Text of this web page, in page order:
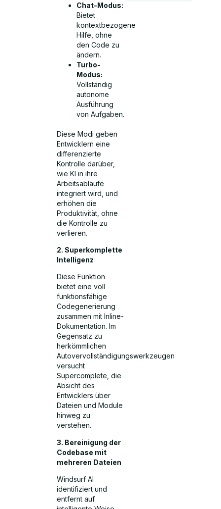
Chat-Modus:
Bietet
kontextbezogene
Hilfe, ohne
den Code zu
ändern.
Turbo-
Modus:
Vollständig
autonome
Ausführung
von Aufgaben.
Diese Modi geben
Entwicklern eine
differenzierte
Kontrolle darüber,
wie KI in ihre
Arbeitsabläufe
integriert wird, und
erhöhen die
Produktivität, ohne
die Kontrolle zu
verlieren.
2. Superkomplette
Intelligenz
Diese Funktion
bietet eine voll
funktionsfähige
Codegenerierung
zusammen mit Inline-
Dokumentation. Im
Gegensatz zu
herkömmlichen
Autovervollständigungswerkzeugen
versucht
Supercomplete, die
Absicht des
Entwicklers über
Dateien und Module
hinweg zu
verstehen.
3. Bereinigung der
Codebase mit
mehreren Dateien
Windsurf AI
identifiziert und
entfernt auf